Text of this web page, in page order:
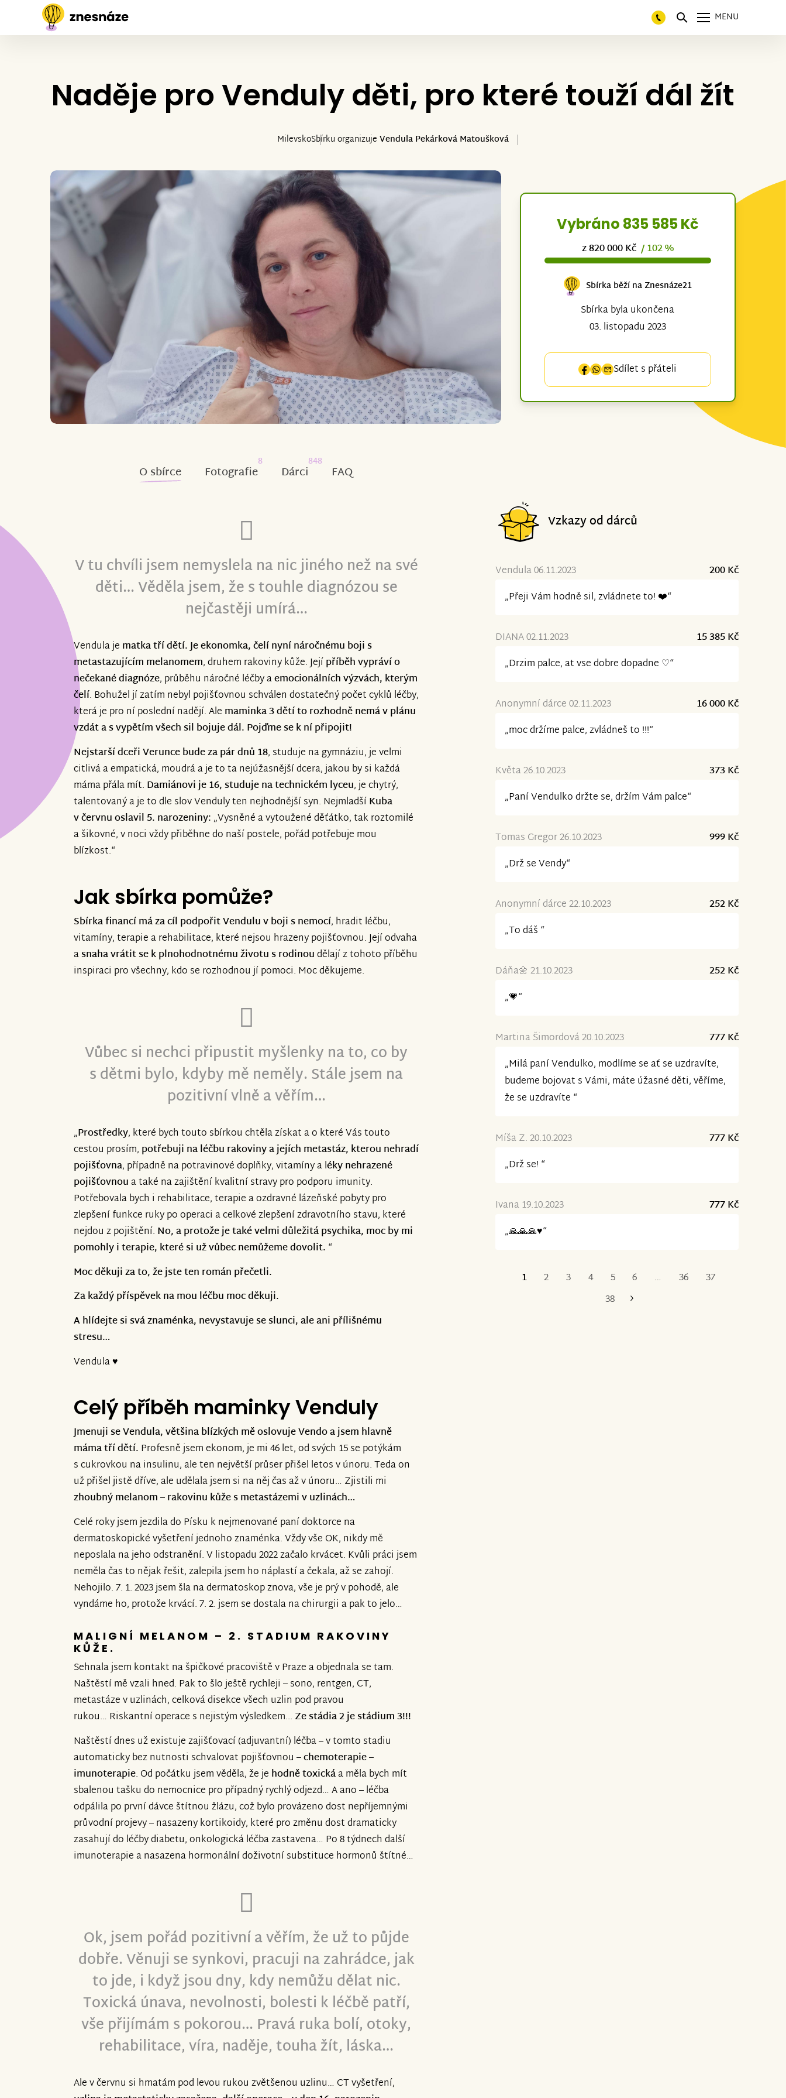
MENU
Naděje pro Venduly děti, pro které touží dál žít
MilevskoSbírku organizuje Vendula Pekárková Matoušková
Vybráno 835 585 Kč
z 820 000 Kč / 102 %
Sbírka běží na Znesnáze21
Sbírka byla ukončena
03. listopadu 2023
Sdílet s přáteli
O sbírce Fotografie
8
Dárci
848
FAQ
V tu chvíli jsem nemyslela na nic jiného než na své
děti… Věděla jsem, že s touhle diagnózou se
nejčastěji umírá…
Vendula je matka tří dětí. Je ekonomka, čelí nyní náročnému boji s
metastazujícím melanomem, druhem rakoviny kůže. Jejípříběh vypráví o
nečekané diagnóze, průběhu náročné léčby aemocionálních výzvách, kterým
čelí. Bohužel jí zatím nebyl pojišťovnou schválen dostatečný počet cyklů léčby,
která je pro ní poslední nadějí. Ale maminka 3 dětí to rozhodně nemá v plánu
vzdát a s vypětím všech sil bojuje dál. Pojďme se k ní připojit!
Nejstarší dceři Verunce bude za pár dnů 18, studuje na gymnáziu, je velmi
citlivá a empatická, moudrá a je to ta nejúžasnější dcera, jakou by si každá
máma přála mít. Damiánovi je 16, studuje na technickém lyceu, je chytrý,
talentovaný a je to dle slov Venduly ten nejhodnější syn. NejmladšíKuba
v červnu oslavil 5. narozeniny: „Vysněné a vytoužené děťátko, tak roztomilé
a šikovné, v noci vždy přiběhne do naší postele, pořád potřebuje mou
blízkost.“
Jak sbírka pomůže?
Sbírka financí má za cíl podpořit Vendulu v boji s nemocí, hradit léčbu,
vitamíny, terapie a rehabilitace, které nejsou hrazeny pojišťovnou. Její odvaha
asnaha vrátit se k plnohodnotnému životu s rodinoudělají z tohoto příběhu
inspiraci pro všechny, kdo se rozhodnou jí pomoci. Moc děkujeme.
Vůbec si nechci připustit myšlenky na to, co by
s dětmi bylo, kdyby mě neměly. Stále jsem na
pozitivní vlně a věřím…
„Prostředky, které bych touto sbírkou chtěla získat a o které Vás touto
cestou prosím, potřebuji na léčbu rakoviny a jejích metastáz, kterou nehradí
pojišťovna, případně na potravinové doplňky, vitamíny a léky nehrazené
pojišťovnoua také na zajištění kvalitní stravy pro podporu imunity.
Potřebovala bych i rehabilitace, terapie a ozdravné lázeňské pobyty pro
zlepšení funkce ruky po operaci a celkové zlepšení zdravotního stavu, které
nejdou z pojištění. No, a protože je také velmi důležitá psychika, moc by mi
pomohly i terapie, které si už vůbec nemůžeme dovolit. “
Moc děkuji za to, že jste ten román přečetli.
Za každý příspěvek na mou léčbu moc děkuji.
A hlídejte si svá znaménka, nevystavuje se slunci, ale ani přílišnému
stresu…
Vendula ♥
Celý příběh maminky Venduly
Jmenuji se Vendula, většina blízkých mě oslovuje Vendo a jsem hlavně
máma tří dětí. Profesně jsem ekonom, je mi 46 let, od svých 15 se potýkám
s cukrovkou na insulinu, ale ten největší průser přišel letos v únoru. Teda on
už přišel jistě dříve, ale udělala jsem si na něj čas až v únoru… Zjistili mi
zhoubný melanom – rakovinu kůže s metastázemi v uzlinách…
Celé roky jsem jezdila do Písku k nejmenované paní doktorce na
dermatoskopické vyšetření jednoho znaménka. Vždy vše OK, nikdy mě
neposlala na jeho odstranění. V listopadu 2022 začalo krvácet. Kvůli práci jsem
neměla čas to nějak řešit, zalepila jsem ho náplastí a čekala, až se zahojí.
Nehojilo. 7. 1. 2023 jsem šla na dermatoskop znova, vše je prý v pohodě, ale
vyndáme ho, protože krvácí. 7. 2. jsem se dostala na chirurgii a pak to jelo…
MALIGNÍ MELANOM ­– 2. STADIUM RAKOVINY
KŮŽE.
Sehnala jsem kontakt na špičkové pracoviště v Praze a objednala se tam.
Naštěstí mě vzali hned. Pak to šlo ještě rychleji – sono, rentgen, CT,
metastáze v uzlinách, celková disekce všech uzlin pod pravou
rukou… Riskantní operace s nejistým výsledkem... Ze stádia 2 je stádium 3!!!
Naštěstí dnes už existuje zajišťovací (adjuvantní) léčba – v tomto stadiu
automaticky bez nutnosti schvalovat pojišťovnou –chemoterapie –
imunoterapie. Od počátku jsem věděla, že je hodně toxickáa měla bych mít
sbalenou tašku do nemocnice pro případný rychlý odjezd… A ano – léčba
odpálila po první dávce štítnou žlázu, což bylo provázeno dost nepříjemnými
průvodní projevy – nasazeny kortikoidy, které pro změnu dost dramaticky
zasahují do léčby diabetu, onkologická léčba zastavena… Po 8 týdnech další
imunoterapie a nasazena hormonální doživotní substituce hormonů štítné…
Ok, jsem pořád pozitivní a věřím, že už to půjde
dobře. Věnuji se synkovi, pracuji na zahrádce, jak
to jde, i když jsou dny, kdy nemůžu dělat nic.
Toxická únava, nevolnosti, bolesti k léčbě patří,
vše přijímám s pokorou… Pravá ruka bolí, otoky,
rehabilitace, víra, naděje, touha žít, láska…
Ale v červnu si hmatám pod levou rukou zvětšenou uzlinu… CT vyšetření,
Vzkazy od dárců
Vendula 06.11.2023
200 Kč
„Přeji Vám hodně sil, zvládnete to! ❤️“
DIANA 02.11.2023
15 385 Kč
„Drzim palce, at vse dobre dopadne ♡“
Anonymní dárce 02.11.2023
16 000 Kč
„moc držíme palce, zvládneš to !!!“
Květa 26.10.2023
373 Kč
„Paní Vendulko držte se, držím Vám palce“
Tomas Gregor 26.10.2023
999 Kč
„Drž se Vendy“
Anonymní dárce 22.10.2023
252 Kč
„To dáš “
Dáňa🌼 21.10.2023
252 Kč
„💗“
Martina Šimordová 20.10.2023
777 Kč
„Milá paní Vendulko, modlíme se ať se uzdravíte,
budeme bojovat s Vámi, máte úžasné děti, věříme,
že se uzdravíte “
Míša Z. 20.10.2023
777 Kč
„Drž se! “
Ivana 19.10.2023
777 Kč
„🙏🙏🙏♥️“
1 2 3 4 5 6 … 36
37
38
Poslední